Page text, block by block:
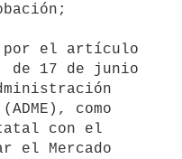
de 17 de junio
como
con el
el Mercado